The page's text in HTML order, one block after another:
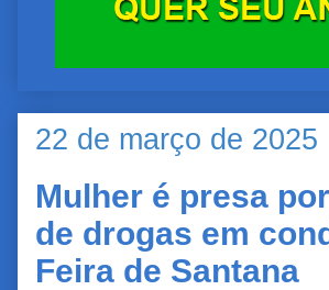
22 de março de 2025
Mulher é presa
de drogas em
Feira de Santana